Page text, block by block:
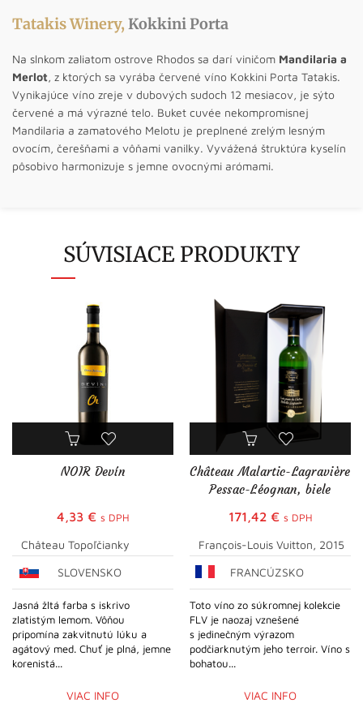
Tatakis Winery, Kokkini Porta
Na slnkom zaliatom ostrove Rhodos sa darí viničom Mandilaria a
Merlot, z ktorých sa vyrába červené víno Kokkini Porta Tatakis.
Vynikajúce víno zreje v dubových sudoch 12 mesiacov, je sýto
červené a má výrazné telo. Buket cuvée nekompromisnej
Mandilaria a zamatového Melotu je preplnené zrelým lesným
ovocím, čerešňami a vôňami vanilky. Vyvážená štruktúra kyselín
pôsobivo harmonizuje s jemne ovocnými arómami.
SÚVISIACE PRODUKTY
NOIR Devín
4,33 € s DPH
Château Topoľčianky
SLOVENSKO
Jasná žltá farba s iskrivo
zlatistým lemom. Vôňou
pripomína zakvitnutú lúku a
agátový med. Chuť je plná, jemne
korenistá...
VIAC INFO
Château Malartic-Lagravière
Pessac-Léognan, biele
171,42 € s DPH
François-Louis Vuitton, 2015
FRANCÚZSKO
Toto víno zo súkromnej kolekcie
FLV je naozaj vznešené
s jedinečným výrazom
podčiarknutým jeho terroir. Víno s
bohatou...
VIAC INFO